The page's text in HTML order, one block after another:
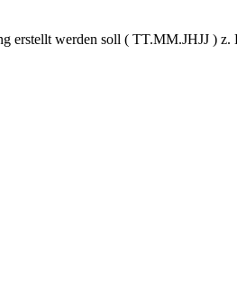
erstellt werden soll ( TT.MM.JHJJ )